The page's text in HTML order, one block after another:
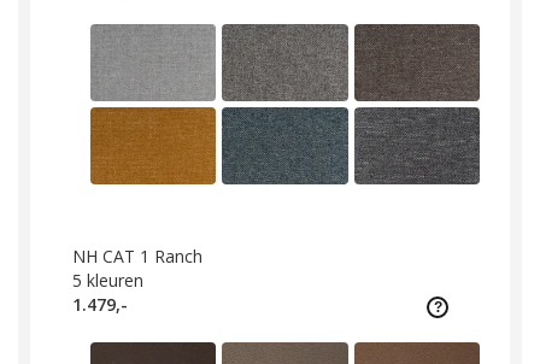
NH CAT 1 Ranch
5 kleuren
1.479,-